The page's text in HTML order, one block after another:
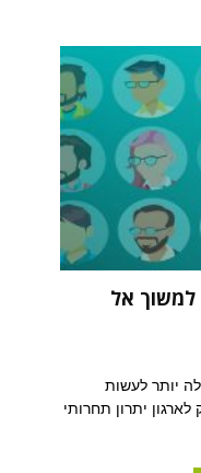
5 דרכים למשוך אל
יותר לעשות
יתרון תחרותי